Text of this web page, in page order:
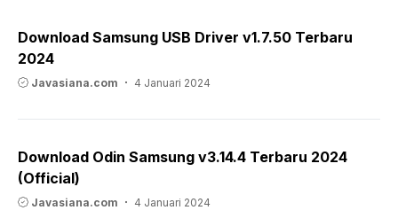
Download Samsung USB Driver v1.7.50 Terbaru
2024
Javasiana.com 4 Januari 2024
Download Odin Samsung v3.14.4 Terbaru 2024
(Official)
Javasiana.com 4 Januari 2024